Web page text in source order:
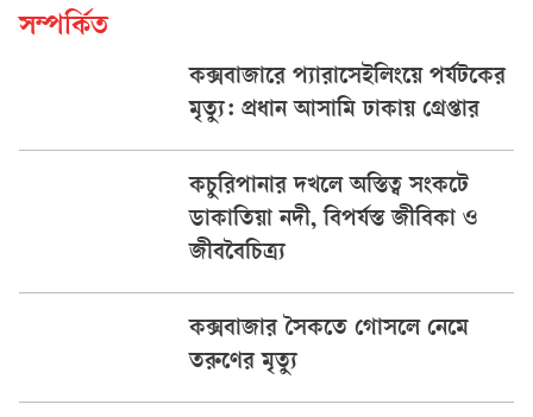
সম্পর্কিত
কক্সবাজারে প্যারাসেইলিংয়ে পর্যটকের
মৃত্যু: প্রধান আসামি ঢাকায় গ্রেপ্তার
কচুরিপানার দখলে অস্তিত্ব সংকটে
ডাকাতিয়া নদী, বিপর্যস্ত জীবিকা ও
জীববৈচিত্র্য
কক্সবাজার সৈকতে গোসলে নেমে
তরুণের মৃত্যু